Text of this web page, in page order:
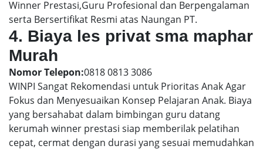
Winner Prestasi,Guru Profesional dan Berpengalaman
serta Bersertifikat Resmi atas Naungan PT.
4. Biaya les privat sma maphar
Murah
Nomor Telepon:0818 0813 3086
WINPI Sangat Rekomendasi untuk Prioritas Anak Agar
Fokus dan Menyesuaikan Konsep Pelajaran Anak. Biaya
yang bersahabat dalam bimbingan guru datang
kerumah winner prestasi siap memberilak pelatihan
cepat, cermat dengan durasi yang sesuai memudahkan